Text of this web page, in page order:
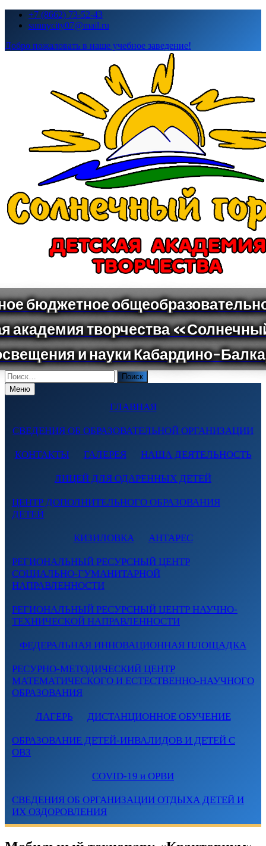
Перейти+7 (8662) 73-52-43
sunnycity07@mail.ru
Добро пожаловать в наше учебное заведение!
Поиск
по:Меню
ГЛАВНАЯ
СВЕДЕНИЯ ОБ ОБРАЗОВАТЕЛЬНОЙ ОРГАНИЗАЦИИ
КОНТАКТЫ ГАЛЕРЕЯ НАША ДЕЯТЕЛЬНОСТЬ
ЛИЦЕЙ ДЛЯ ОДАРЕННЫХ ДЕТЕЙ
ЦЕНТР ДОПОЛНИТЕЛЬНОГО ОБРАЗОВАНИЯ
ДЕТЕЙ
КИЗИЛОВКА АНТАРЕС
РЕГИОНАЛЬНЫЙ РЕСУРСНЫЙ ЦЕНТР
СОЦИАЛЬНО-ГУМАНИТАРНОЙ
НАПРАВЛЕННОСТИ
РЕГИОНАЛЬНЫЙ РЕСУРСНЫЙ ЦЕНТР НАУЧНО-
ТЕХНИЧЕСКОЙ НАПРАВЛЕННОСТИ
ФЕДЕРАЛЬНАЯ ИННОВАЦИОННАЯ ПЛОЩАДКА
РЕСУРНО-МЕТОДИЧЕСКИЙ ЦЕНТР
МАТЕМАТИЧЕСКОГО И ЕСТЕСТВЕННО-НАУЧНОГО
ОБРАЗОВАНИЯ
ЛАГЕРЬ ДИСТАНЦИОННОЕ ОБУЧЕНИЕ
ОБРАЗОВАНИЕ ДЕТЕЙ-ИНВАЛИДОВ И ДЕТЕЙ С
ОВЗ
COVID-19 и ОРВИ
СВЕДЕНИЯ ОБ ОРГАНИЗАЦИИ ОТДЫХА ДЕТЕЙ И
ИХ ОЗДОРОВЛЕНИЯ